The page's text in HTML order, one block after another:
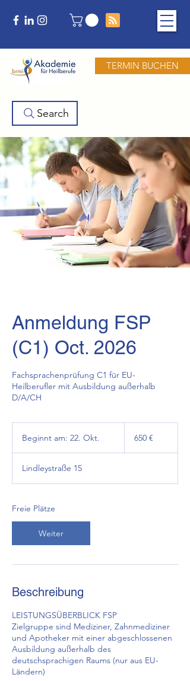
TERMIN BUCHEN
Search
Anmeldung FSP
(C1) Oct. 2026
Fachsprachenprüfung C1 für EU-
Heilberufler mit Ausbildung außerhalb
D/A/CH
Beginnt am: 22. Okt.
n
2
.
650 €
Lindleystraße 15
Freie Plätze
Weiter
Beschreibung
LEISTUNGSÜBERBLICK FSP
Zielgruppe sind Mediziner, Zahnmediziner
und Apotheker mit einer abgeschlossenen
Ausbildung außerhalb des
deutschsprachigen Raums (nur aus EU-
Ländern)